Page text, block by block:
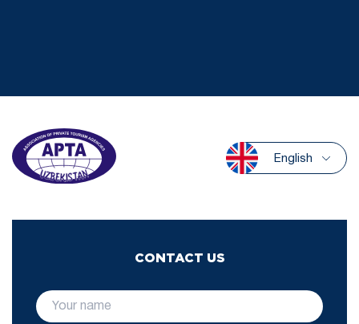
English
CONTACT US